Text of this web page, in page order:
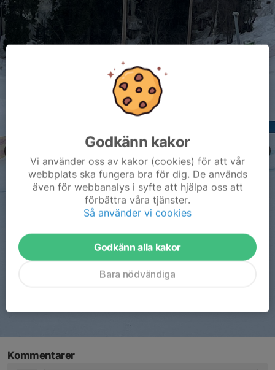
Kommentarer
Godkänn kakor
Vi använder oss av kakor (cookies) för att vår
webbplats ska fungera bra för dig. De används
även för webbanalys i syfte att hjälpa oss att
förbättra våra tjänster.
Så använder vi cookies
Godkänn alla kakor
Bara nödvändiga